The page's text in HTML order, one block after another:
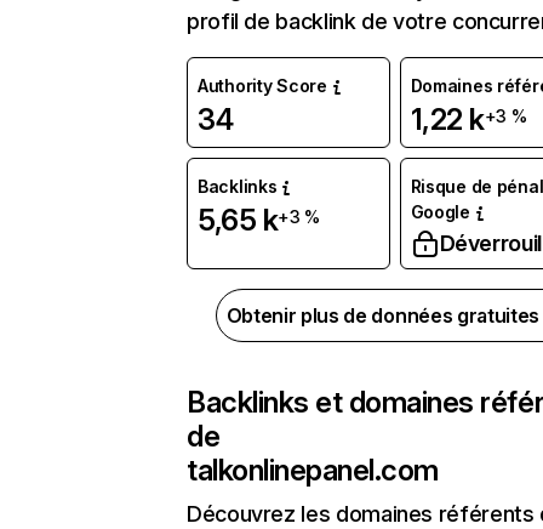
profil de backlink de votre
Authority Score
34
Domaines
1,22 k+3 %
Backlinks
5,65 k+3 %
Risque de
Google
Obtenir plus de données
Backlinks et domaines
de
talkonlinepanel.com
Découvrez les domaines référents